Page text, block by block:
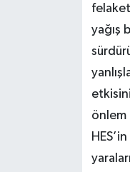
yağış
önlem